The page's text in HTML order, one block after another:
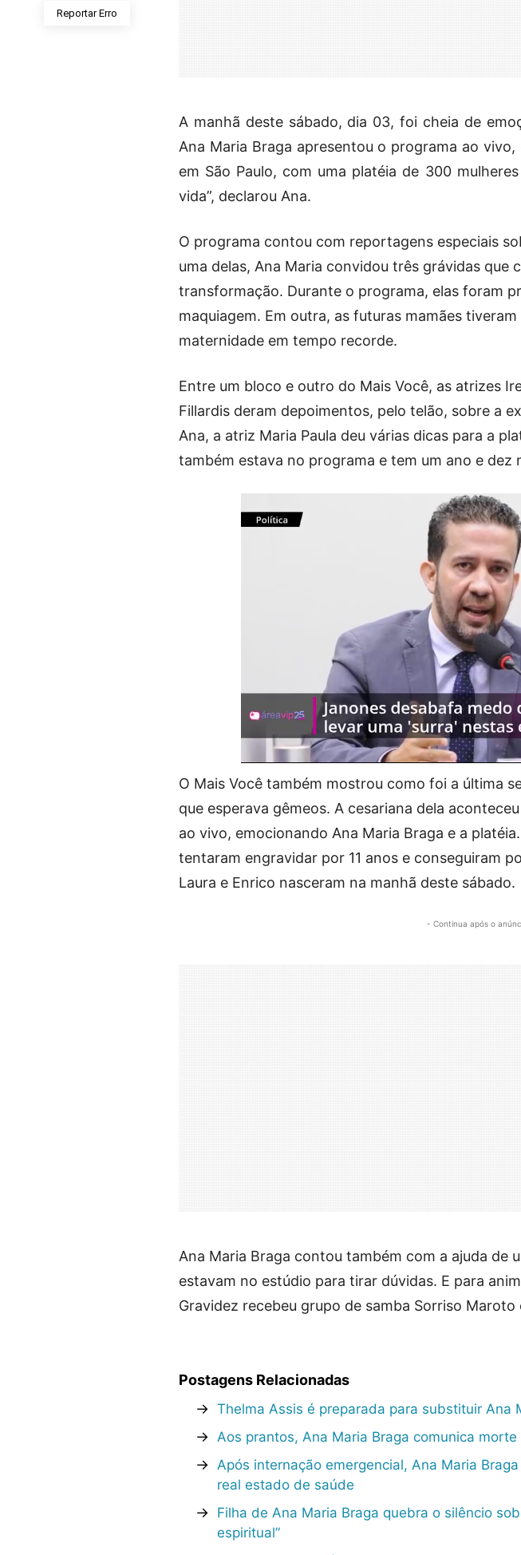
Reportar Erro
A manhã deste sábado, dia 03, foi cheia de
Ana Maria Braga apresentou o programa ao
em São Paulo, com uma platéia de 300
vida”, declarou Ana.
O programa contou com reportagens especiais
uma delas, Ana Maria convidou três grávidas que
transformação. Durante o programa, elas foram
maquiagem. Em outra, as futuras mamães
maternidade em tempo recorde.
Entre um bloco e outro do Mais Você, as atrizes
Fillardis deram depoimentos, pelo telão, sobre a
Ana, a atriz Maria Paula deu várias dicas para a
também estava no programa e tem um ano e dez
O Mais Você também mostrou como foi a última
que esperava gêmeos. A cesariana dela
ao vivo, emocionando Ana Maria Braga e a
tentaram engravidar por 11 anos e conseguiram
Laura e Enrico nasceram na manhã deste sábado.
- Continua após o
Ana Maria Braga contou também com a ajuda de
estavam no estúdio para tirar dúvidas. E para
Gravidez recebeu grupo de samba Sorriso Maroto
Postagens Relacionadas
→ Thelma Assis é preparada para substituir Ana
→ Aos prantos, Ana Maria Braga comunica
→ Após internação emergencial, Ana Maria
real estado de saúde
→ Filha de Ana Maria Braga quebra o silêncio
espiritual”